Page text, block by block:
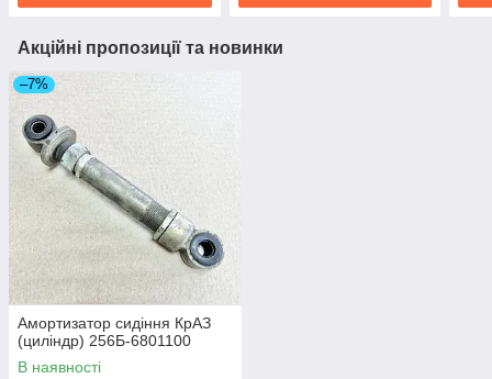
Акційні пропозиції та новинки
–7%
Амортизатор сидіння КрАЗ
(циліндр) 256Б-6801100
В наявності